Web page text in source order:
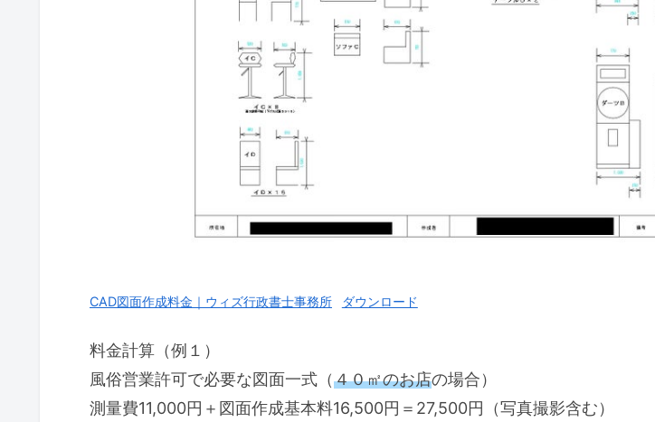
CAD図面作成料金｜ウィズ行政書士事務所 ダウンロード
料金計算（例１）
風俗営業許可で必要な図面一式（４０㎡のお店の場合）
測量費11,000円＋図面作成基本料16,500円＝27,500円（写真撮影含む）